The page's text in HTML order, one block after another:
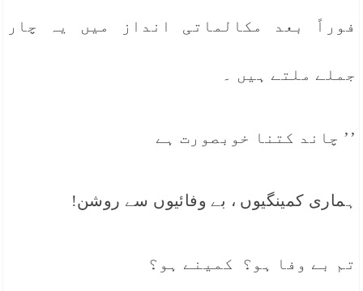
فوراً بعد مکالماتی انداز میں یہ چار
جملے ملتے ہیں ۔
’’ چاند کتنا خوبصورت ہے
ہماری کمینگیوں ، بے وفائیوں سے روشن!
تم بے وفا ہو؟ کمینے ہو؟